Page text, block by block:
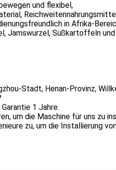
und flexibel,
in Afrika-
Jamswurzel, Süßkartoffeln und
Stadt, Henan-Provinz,
1 Jahre.
um die Maschine für uns zu
zu, um die Installierung